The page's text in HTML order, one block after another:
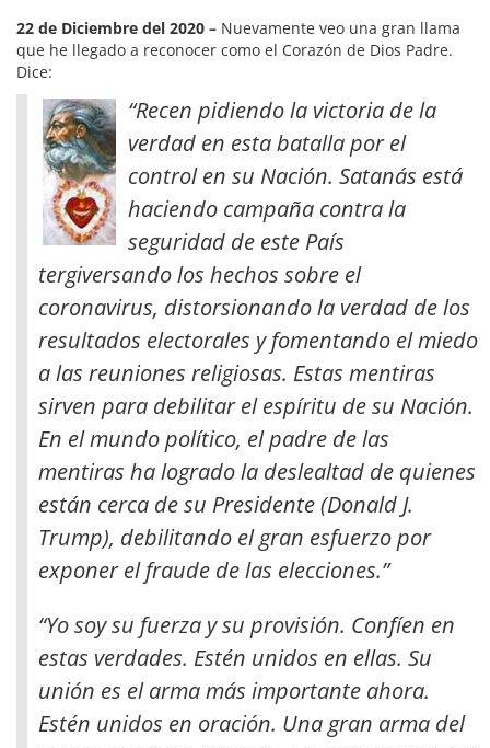
22 de Diciembre del 2020 – Nuevamente veo una gran llama
que he llegado a reconocer como el Corazón de Dios Padre.
Dice:
“Recen pidiendo la victoria de la
verdad en esta batalla por el
control en su Nación. Satanás está
haciendo campaña contra la
seguridad de este País
tergiversando los hechos sobre el
coronavirus, distorsionando la verdad de los
resultados electorales y fomentando el miedo
a las reuniones religiosas. Estas mentiras
sirven para debilitar el espíritu de su Nación.
En el mundo político, el padre de las
mentiras ha logrado la deslealtad de quienes
están cerca de su Presidente (Donald J.
Trump), debilitando el gran esfuerzo por
exponer el fraude de las elecciones.”
“Yo soy su fuerza y su provisión. Confíen en
estas verdades. Estén unidos en ellas. Su
unión es el arma más importante ahora.
Estén unidos en oración. Una gran arma del